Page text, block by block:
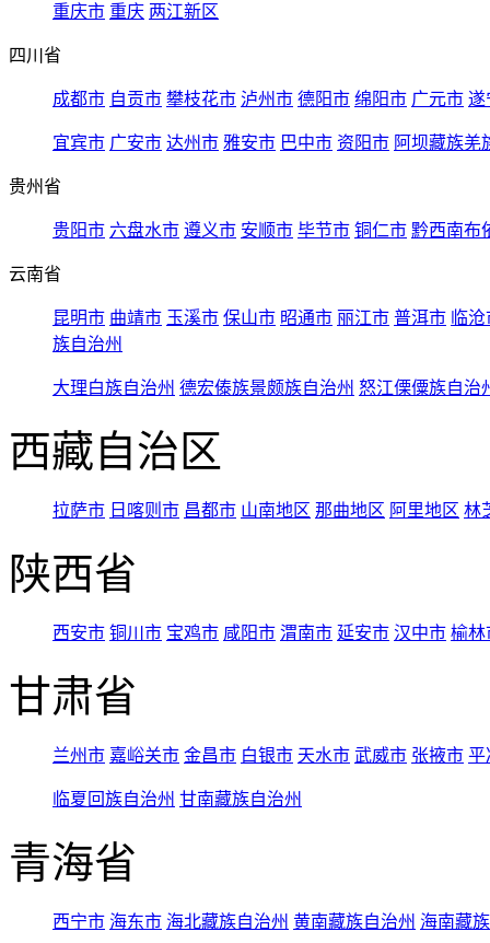
重庆市 重庆 两江新区
四川省
成都市 自贡市 攀枝花市 泸州市 德阳市 绵阳市 广元市 遂
宜宾市 广安市 达州市 雅安市 巴中市 资阳市 阿坝藏族羌
贵州省
贵阳市 六盘水市 遵义市 安顺市 毕节市 铜仁市 黔西南布
云南省
昆明市 曲靖市 玉溪市 保山市 昭通市 丽江市 普洱市 临
族自治州
大理白族自治州 德宏傣族景颇族自治州 怒江傈僳族自治
西藏自治区
拉萨市 日喀则市 昌都市 山南地区 那曲地区 阿里地区 林
陕西省
西安市 铜川市 宝鸡市 咸阳市 渭南市 延安市 汉中市 榆林
甘肃省
兰州市 嘉峪关市 金昌市 白银市 天水市 武威市 张掖市 平
临夏回族自治州 甘南藏族自治州
青海省
西宁市 海东市 海北藏族自治州 黄南藏族自治州 海南藏